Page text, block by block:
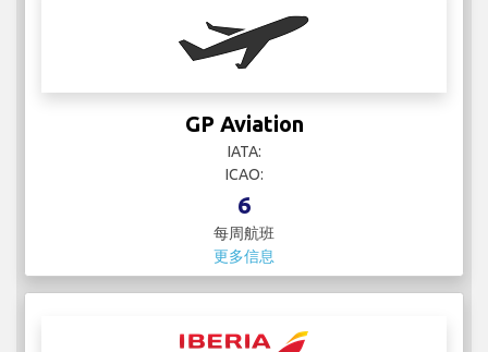
GP Aviation
IATA:
ICAO:
6
每周航班
更多信息